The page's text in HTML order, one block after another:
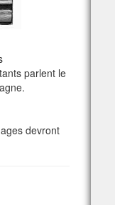
parlent le
devront